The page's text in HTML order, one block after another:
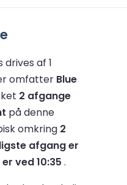
af 1
omfatter Blue
2 afgange
på denne
omkring 2
afgang er
ved 10:35 .